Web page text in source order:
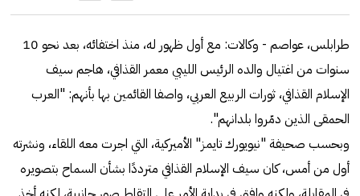
طرابلس، عواصم - وكالات: مع أول ظهور له، منذ اختفائه، بعد نحو 10
سنوات من اغتيال والده الرئيس الليبي معمر القذافي، هاجم سيف
الإسلام القذافي، ثورات الربيع العربي، واصفا القائمين بها بأنهم: "العرب
الحمقى الذين دمّروا بلدانهم".
وبحسب صحيفة "نيويورك تايمز" الأميركية، التي اجرت معه اللقاء، ونشرته
أول من أمس، كان سيف الإسلام القذافي مترددًا بشأن السماح بتصويره